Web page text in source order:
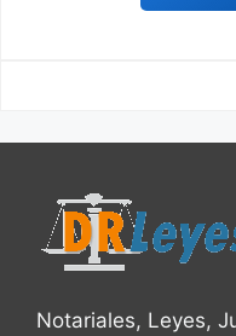
Notariales, Leyes,